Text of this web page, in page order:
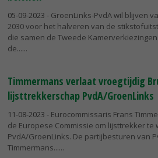
05-09-2023 - GroenLinks-PvdA wil blijven
2030 voor het halveren van de
die samen de Tweede
de...
Timmermans verlaat vroegtijdig
lijsttrekkerschap PvdA/GroenLinks
11-08-2023 - Eurocommissaris Frans
de Europese Commissie om lijsttrekker te
PvdA/GroenLinks. De partijbesturen van
Timmermans...